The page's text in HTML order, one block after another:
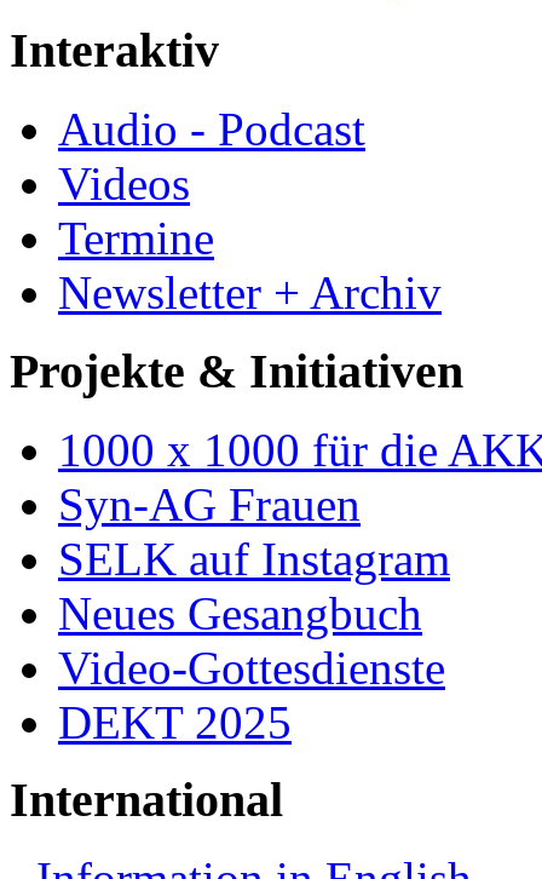
Interaktiv
Audio - Podcast
Videos
Termine
Newsletter + Archiv
Projekte & Initiativen
1000 x 1000 für die
Syn-AG Frauen
SELK auf Instagram
Neues Gesangbuch
Video-Gottesdienste
DEKT 2025
International